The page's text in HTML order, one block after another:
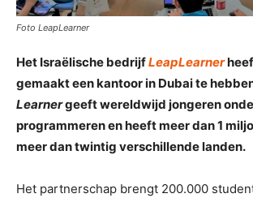
Foto LeapLearner
Het Israëlische bedrijfLeapLearner
gemaakt een kantoor in Dubai te
Learnergeeft wereldwijd jongeren
programmeren en heeft meer dan 1
meer dan twintig verschillende landen.
Het partnerschap brengt 200.000